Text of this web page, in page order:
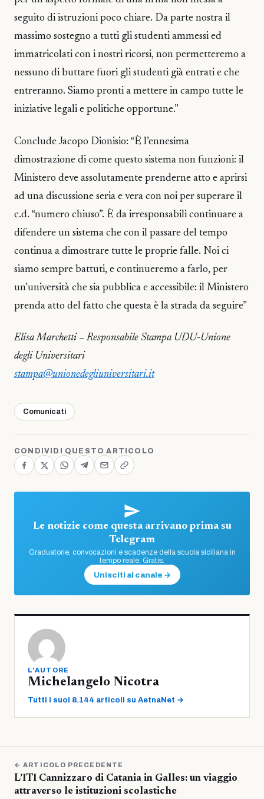
seguito di istruzioni poco chiare. Da parte nostra il
massimo sostegno a tutti gli studenti ammessi ed
immatricolati con i nostri ricorsi, non permetteremo a
nessuno di buttare fuori gli studenti già entrati e che
entreranno. Siamo pronti a mettere in campo tutte le
iniziative legali e politiche opportune.”
Conclude Jacopo Dionisio: “È l’ennesima
dimostrazione di come questo sistema non funzioni: il
Ministero deve assolutamente prenderne atto e aprirsi
ad una discussione seria e vera con noi per superare il
c.d. “numero chiuso”. È da irresponsabili continuare a
difendere un sistema che con il passare del tempo
continua a dimostrare tutte le proprie falle. Noi ci
siamo sempre battuti, e continueremo a farlo, per
un’università che sia pubblica e accessibile: il Ministero
prenda atto del fatto che questa è la strada da seguire”
Elisa Marchetti – Responsabile Stampa UDU-Unione
degli Universitari
stampa@unionedegliuniversitari.it
Comunicati
CONDIVIDI QUESTO ARTICOLO
Le notizie come questa arrivano prima su
Telegram
Graduatorie, convocazioni e scadenze della scuola siciliana in
tempo reale. Gratis.
Unisciti al canale →
L'AUTORE
Michelangelo Nicotra
Tutti i suoi 8.144 articoli su AetnaNet →
← ARTICOLO PRECEDENTE
L’ITI Cannizzaro di Catania in Galles: un viaggio
attraverso le istituzioni scolastiche